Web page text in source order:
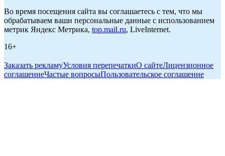
Во время посещения сайта вы соглашаетесь с тем, что мы
обрабатываем ваши персональные данные с использованием
метрик Яндекс Метрика, top.mail.ru, LiveInternet.
16+
Заказать рекламуУсловия перепечаткиО сайтеЛицензионное
соглашениеЧастые вопросыПользовательское соглашение